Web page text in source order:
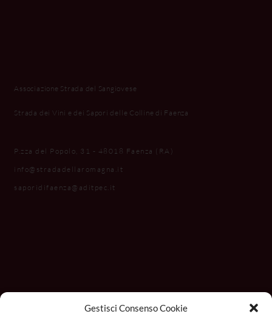
Gestisci Consenso Cookie
Associazione Strada del Sangiovese
Strada dei Vini e dei Sapori delle Colline di Faenza
P.zza del Popolo, 31 - 48018 Faenza (RA)
info@stradadellaromagna.it
saporidifaenza@aditpec.it